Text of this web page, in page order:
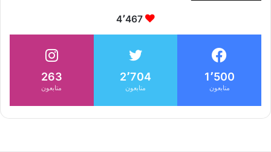
4٬467
1٬500
متابعون
2٬704
متابعون
263
متابعون